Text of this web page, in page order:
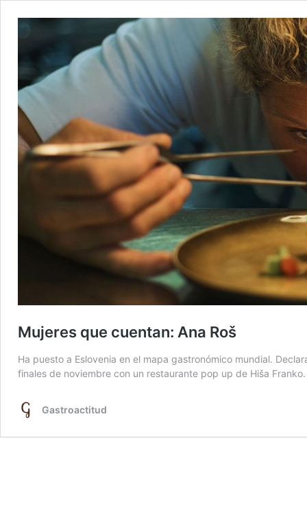
Mujeres que cuentan: Ana Roš
Ha puesto a Eslovenia en el mapa gastronómico mundial.
finales de noviembre con un restaurante pop up de Hiša Franko.
Gastroactitud